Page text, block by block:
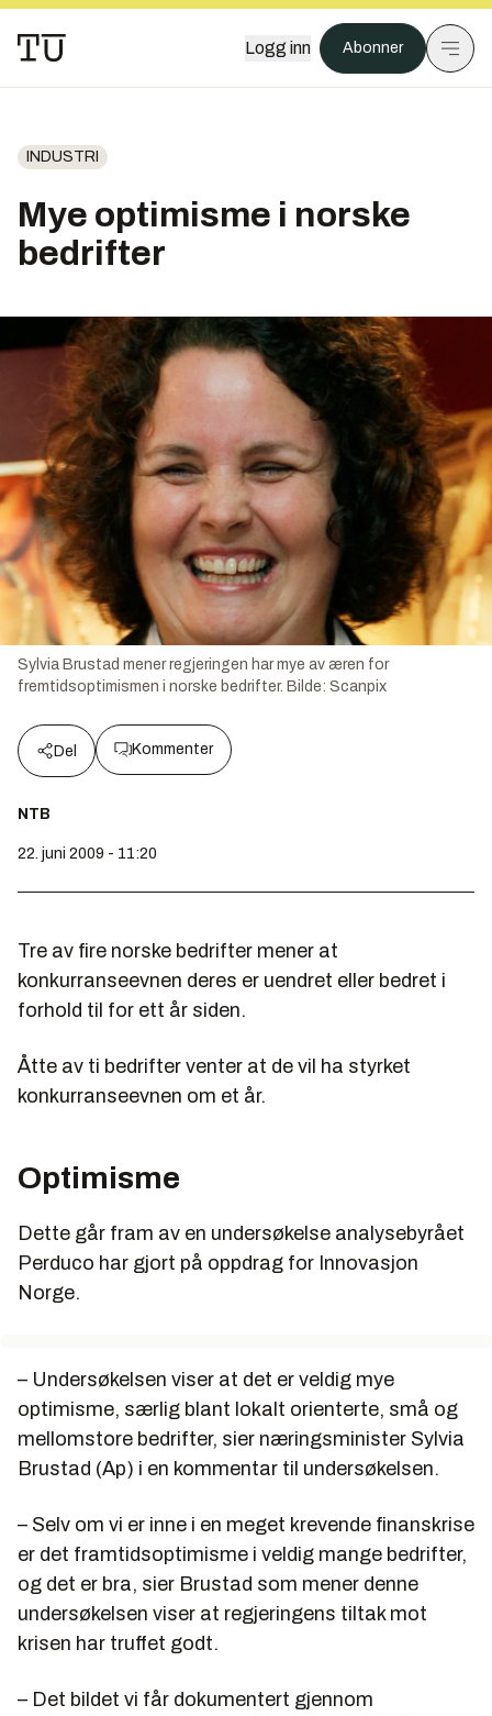
Logg inn Abonner
INDUSTRI
Mye optimisme i norske
bedrifter
Sylvia Brustad mener regjeringen har mye av æren for
fremtidsoptimismen i norske bedrifter. Bilde: Scanpix
Del Kommenter
NTB
22. juni 2009 - 11:20
Tre av fire norske bedrifter mener at
konkurranseevnen deres er uendret eller bedret i
forhold til for ett år siden.
Åtte av ti bedrifter venter at de vil ha styrket
konkurranseevnen om et år.
Optimisme
Dette går fram av en undersøkelse analysebyrået
Perduco har gjort på oppdrag for Innovasjon
Norge.
– Undersøkelsen viser at det er veldig mye
optimisme, særlig blant lokalt orienterte, små og
mellomstore bedrifter, sier næringsminister Sylvia
Brustad (Ap) i en kommentar til undersøkelsen.
– Selv om vi er inne i en meget krevende finanskrise
er det framtidsoptimisme i veldig mange bedrifter,
og det er bra, sier Brustad som mener denne
undersøkelsen viser at regjeringens tiltak mot
krisen har truffet godt.
– Det bildet vi får dokumentert gjennom